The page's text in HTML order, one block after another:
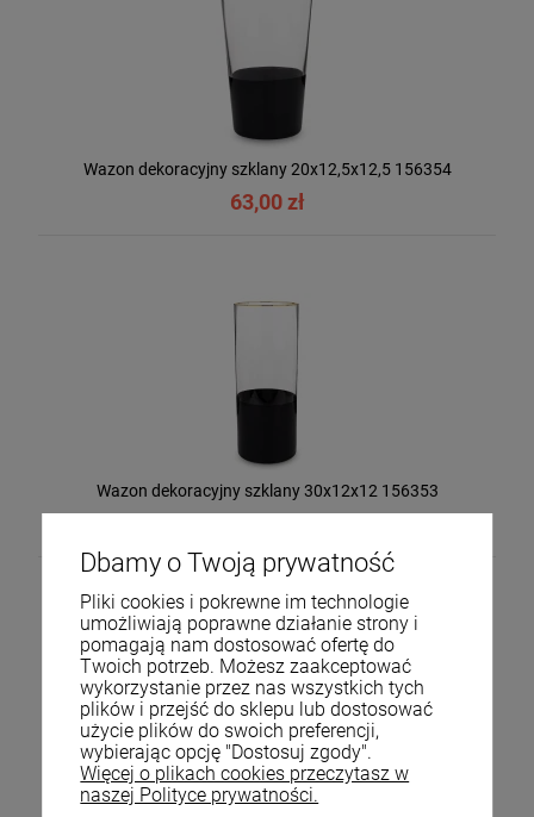
Wazon dekoracyjny szklany 20x12,5x12,5 156354
63,00 zł
Wazon dekoracyjny szklany 30x12x12 156353
Dbamy o Twoją prywatność
Pliki cookies i pokrewne im technologie
umożliwiają poprawne działanie strony i
pomagają nam dostosować ofertę do
Twoich potrzeb. Możesz zaakceptować
wykorzystanie przez nas wszystkich tych
plików i przejść do sklepu lub dostosować
użycie plików do swoich preferencji,
wybierając opcję "Dostosuj zgody".
Więcej o plikach cookies przeczytasz w
naszej Polityce prywatności.